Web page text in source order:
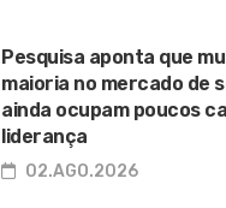
Pesquisa aponta que
maioria no mercado de
ainda ocupam poucos
liderança
02.AGO.2026